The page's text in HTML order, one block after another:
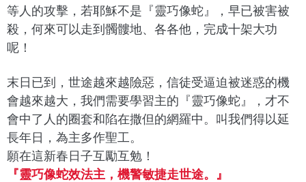
等人的攻擊，若耶穌不是『靈巧像蛇』，早已被害被
殺， 何來可以走到髑髏地、各各他，完成十架大功
呢！
末日已到，世途越來越險惡，信徒受逼迫被迷惑的機
會越來越大， 我們需要學習主的『靈巧像蛇』， 才不
會中了人的圈套和陷在撒但的網羅中。叫我們得以延
長年日， 為主多作聖工。
願在這新春日子互勵互勉！
『靈巧像蛇效法主，機警敏捷走世途。』